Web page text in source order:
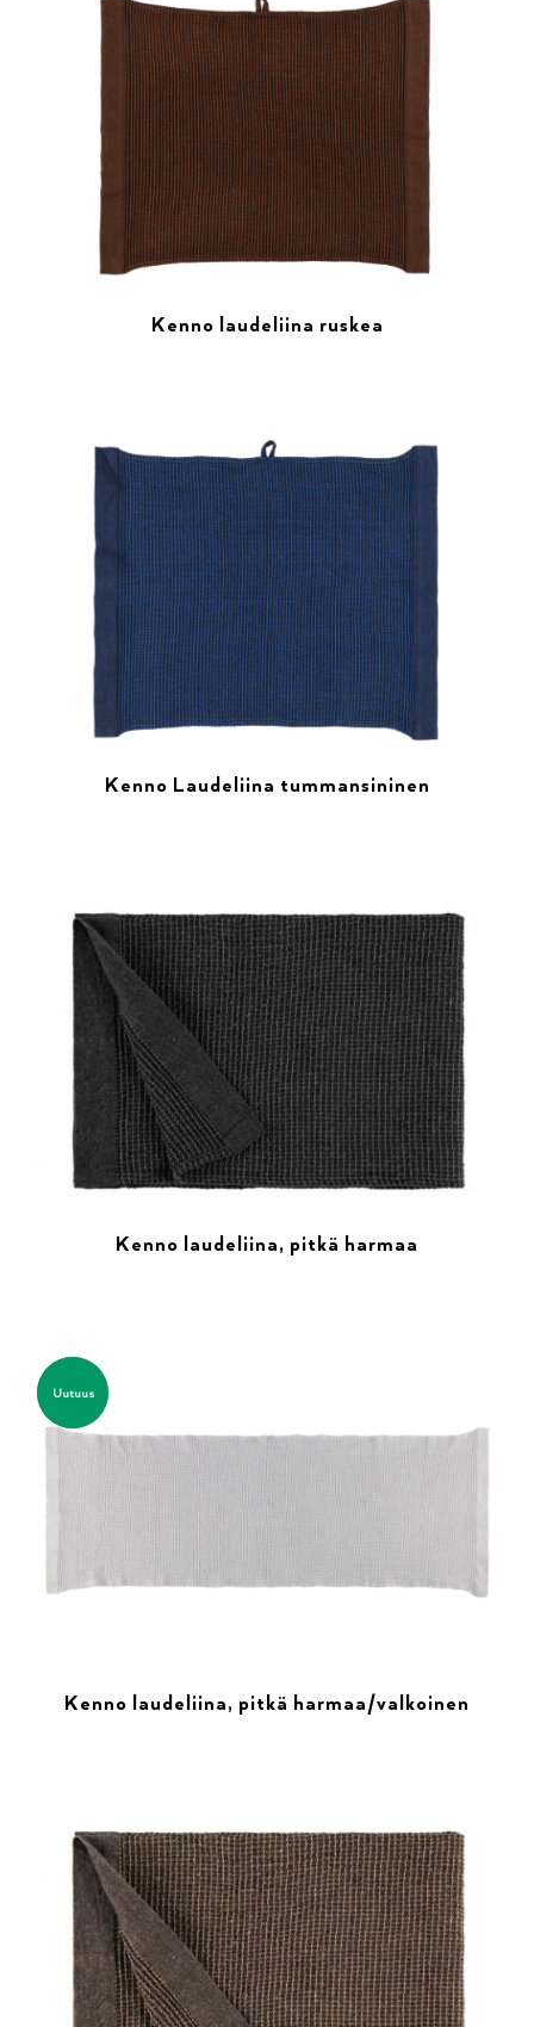
Kenno laudeliina ruskea
Kenno Laudeliina tummansininen
Kenno laudeliina, pitkä harmaa
Uutuus
Kenno laudeliina, pitkä harmaa/valkoinen